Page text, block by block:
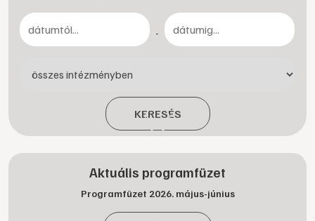
-
KERESÉS
Aktuális programfüzet
Programfüzet 2026. május-június